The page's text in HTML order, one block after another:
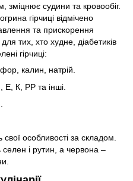
судини та кровообіг.
гірчиці відмічено
та прискорення
тих, хто худне, діабетиків
гірчиці:
калин, натрій.
Е, К, РР та інші.
особливості за складом.
селен і рутин, а червона –